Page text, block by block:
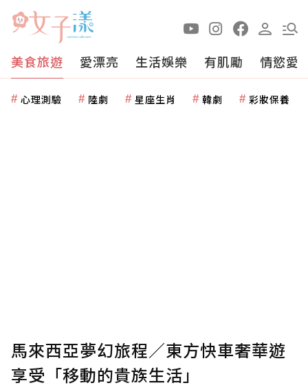
美食旅遊 愛漂亮 生活娛樂 有肌勵 情慾愛
心理測驗 陸劇 星座生肖 韓劇 彩妝保養
馬來西亞夢幻旅程／東方快車奢華遊
享受「移動的貴族生活」